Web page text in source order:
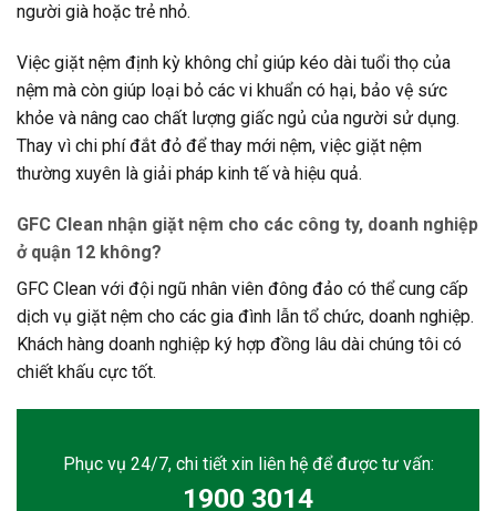
người già hoặc trẻ nhỏ.
Việc giặt nệm định kỳ không chỉ giúp kéo dài tuổi thọ của
nệm mà còn giúp loại bỏ các vi khuẩn có hại, bảo vệ sức
khỏe và nâng cao chất lượng giấc ngủ của người sử dụng.
Thay vì chi phí đắt đỏ để thay mới nệm, việc giặt nệm
thường xuyên là giải pháp kinh tế và hiệu quả.
GFC Clean nhận giặt nệm cho các công ty, doanh nghiệp
ở quận 12 không?
GFC Clean với đội ngũ nhân viên đông đảo có thể cung cấp
dịch vụ giặt nệm cho các gia đình lẫn tổ chức, doanh nghiệp.
Khách hàng doanh nghiệp ký hợp đồng lâu dài chúng tôi có
chiết khấu cực tốt.
Phục vụ 24/7, chi tiết xin liên hệ để được tư vấn:
1900 3014